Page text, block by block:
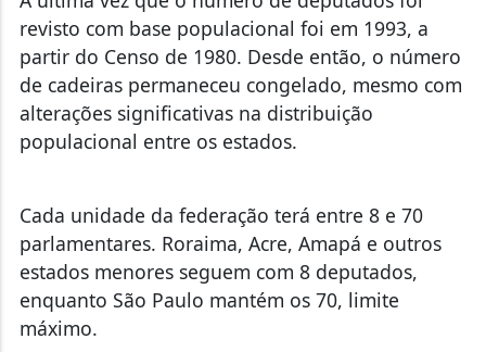
revisto com base populacional foi em 1993, a
partir do Censo de 1980. Desde então, o número
de cadeiras permaneceu congelado, mesmo com
alterações significativas na distribuição
populacional entre os estados.
Cada unidade da federação terá entre 8 e 70
parlamentares. Roraima, Acre, Amapá e outros
estados menores seguem com 8 deputados,
enquanto São Paulo mantém os 70, limite
máximo.